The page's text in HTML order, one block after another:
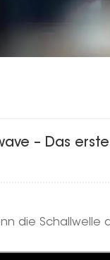
– Das
die Schallwelle